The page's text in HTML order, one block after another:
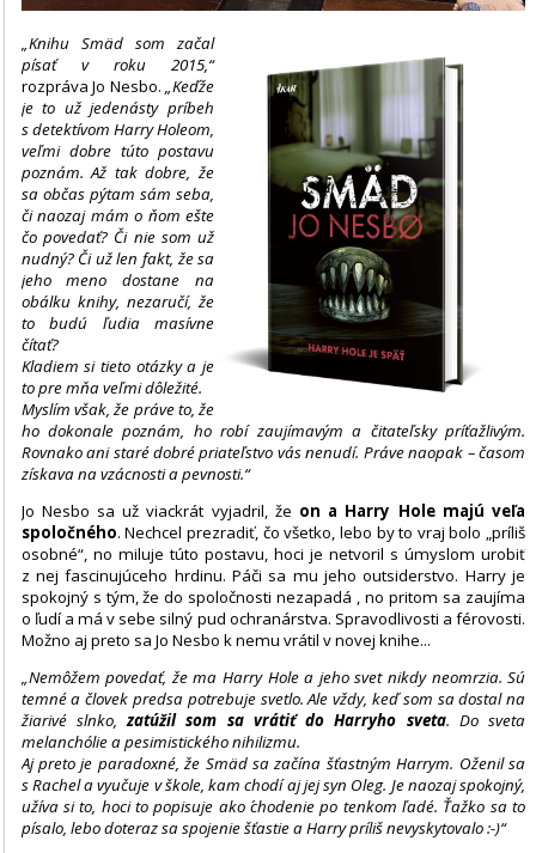
„Knihu Smäd som začal
písať v roku 2015,“
rozpráva Jo Nesbo. „Keďže
je to už jedenásty príbeh
s detektívom Harry Holeom,
veľmi dobre túto postavu
poznám. Až tak dobre, že
sa občas pýtam sám seba,
či naozaj mám o ňom ešte
čo povedať? Či nie som už
nudný? Či už len fakt, že sa
jeho meno dostane na
obálku knihy, nezaručí, že
to budú ľudia masívne
čítať?
Kladiem si tieto otázky a je
to pre mňa veľmi dôležité.
Myslím však, že práve to, že
ho dokonale poznám, ho robí zaujímavým a čitateľsky príťažlivým.
Rovnako ani staré dobré priateľstvo vás nenudí. Práve naopak – časom
získava na vzácnosti a pevnosti.“
Jo Nesbo sa už viackrát vyjadril, že on a Harry Hole majú veľa
spoločného. Nechcel prezradiť, čo všetko, lebo by to vraj bolo „príliš
osobné“, no miluje túto postavu, hoci je netvoril s úmyslom urobiť
z nej fascinujúceho hrdinu. Páči sa mu jeho outsiderstvo. Harry je
spokojný s tým, že do spoločnosti nezapadá , no pritom sa zaujíma
o ľudí a má v sebe silný pud ochranárstva. Spravodlivosti a férovosti.
Možno aj preto sa Jo Nesbo k nemu vrátil v novej knihe...
„Nemôžem povedať, že ma Harry Hole a jeho svet nikdy neomrzia. Sú
temné a človek predsa potrebuje svetlo. Ale vždy, keď som sa dostal na
žiarivé slnko,zatúžil som sa vrátiť do Harryho sveta. Do sveta
melanchólie a pesimistického nihilizmu.
Aj preto je paradoxné, že Smäd sa začína šťastným Harrym. Oženil sa
s Rachel a vyučuje v škole, kam chodí aj jej syn Oleg. Je naozaj spokojný,
užíva si to, hoci to popisuje ako ´chodenie po tenkom ľade´. Ťažko sa to
písalo, lebo doteraz sa spojenie šťastie a Harry príliš nevyskytovalo :-)“